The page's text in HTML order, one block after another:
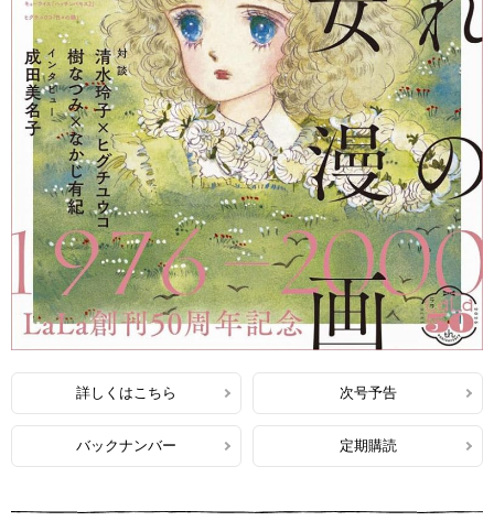
詳しくはこちら 次号予告
バックナンバー 定期購読